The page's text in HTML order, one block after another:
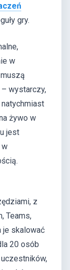
gry.
w
wystarczy,
żywo w
jest
w
z
Teams,
je skalować
20 osób